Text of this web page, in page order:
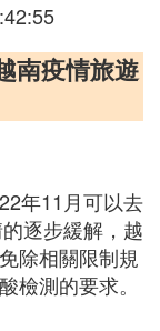
南疫情旅遊
年11月可以去
逐步緩解，越
除相關限制規
檢測的要求。